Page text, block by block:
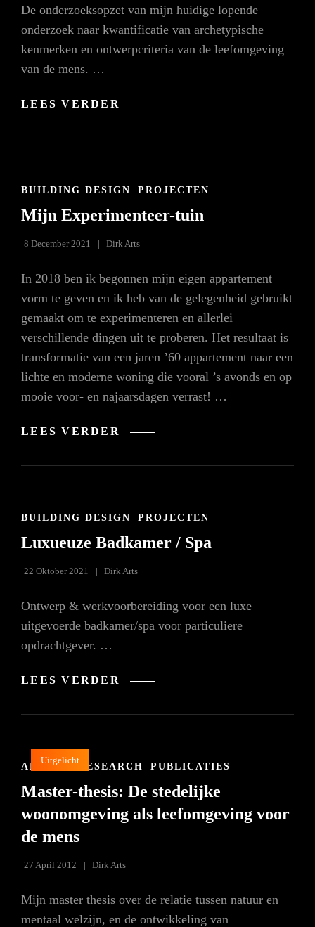
De onderzoeksopzet van mijn huidige lopende
onderzoek naar kwantificatie van archetypische
kenmerken en ontwerpcriteria van de leefomgeving
van de mens. …
LEES VERDER
RESEARCH
CAT
BUILDING DESIGN PROJECTEN
Mijn Experimenteer-tuin
8 December 2021 Dirk Arts
In 2018 ben ik begonnen mijn eigen appartement
vorm te geven en ik heb van de gelegenheid gebruikt
gemaakt om te experimenteren en allerlei
verschillende dingen uit te proberen. Het resultaat is
transformatie van een jaren ’60 appartement naar een
lichte en moderne woning die vooral ’s avonds en op
mooie voor- en najaarsdagen verrast! …
LEES VERDER
MIJN
CAT
BUILDING DESIGN PROJECTEN
Luxueuze Badkamer / Spa
22 Oktober 2021 Dirk Arts
Ontwerp & werkvoorbereiding voor een luxe
uitgevoerde badkamer/spa voor particuliere
opdrachtgever. …
LEES VERDER
LUXUEUZE
SPA
Uitgelicht
CAT
APPLIED RESEARCH PUBLICATIES
Master-thesis: De stedelijke
woonomgeving als leefomgeving voor
de mens
27 April 2012 Dirk Arts
Mijn master thesis over de relatie tussen natuur en
mentaal welzijn, en de ontwikkeling van